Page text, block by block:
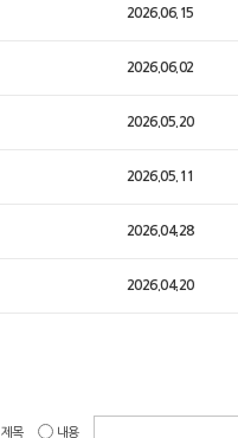
2026.06.15
2026.06.02
2026.05.20
2026.05.11
2026.04.28
2026.04.20
제목 내용